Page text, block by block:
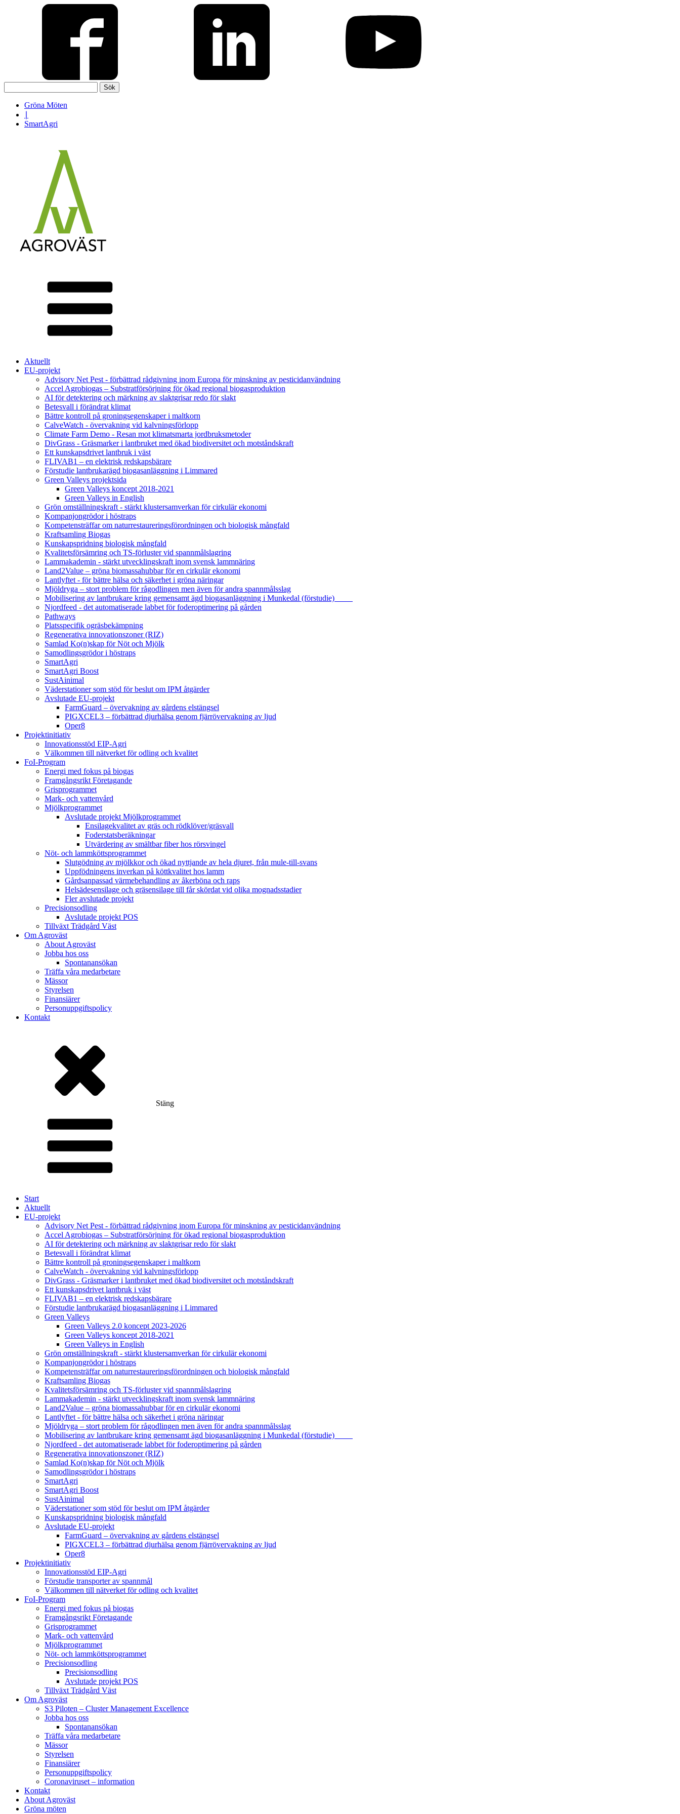
efter:
Gröna Möten
SmartAgri
Aktuellt
EU-projekt
Advisory Net Pest - förbättrad rådgivning inom Europa för minskning av pesticidanvändning
Accel Agrobiogas – Substratförsörjning för ökad regional biogasproduktion
AI för detektering och märkning av slaktgrisar redo för slakt
Betesvall i förändrat klimat
Bättre kontroll på groningsegenskaper i maltkorn
CalveWatch - övervakning vid kalvningsförlopp
Climate Farm Demo - Resan mot klimatsmarta jordbruksmetoder
DivGrass - Gräsmarker i lantbruket med ökad biodiversitet och motståndskraft
Ett kunskapsdrivet lantbruk i väst
FLIVAB1 – en elektrisk redskapsbärare
Förstudie lantbrukarägd biogasanläggning i Limmared
Green Valleys projektsida
Green Valleys koncept 2018-2021
Green Valleys in English
Grön omställningskraft - stärkt klustersamverkan för cirkulär ekonomi
Kompanjongrödor i höstraps
Kompetensträffar om naturrestaureringsförordningen och biologisk mångfald
Kraftsamling Biogas
Kunskapspridning biologisk mångfald
Kvalitetsförsämring och TS-förluster vid spannmålslagring
Lammakademin - stärkt utvecklingskraft inom svensk lammnäring
Land2Value – gröna biomassahubbar för en cirkulär ekonomi
Lantlyftet - för bättre hälsa och säkerhet i gröna näringar
Mjöldryga – stort problem för rågodlingen men även för andra spannmålsslag
Mobilisering av lantbrukare kring gemensamt ägd biogasanläggning i Munkedal (förstudie)
Njordfeed - det automatiserade labbet för foderoptimering på gården
Pathways
Platsspecifik ogräsbekämpning
Regenerativa innovationszoner (RIZ)
Samlad Ko(n)skap för Nöt och Mjölk
Samodlingsgrödor i höstraps
SmartAgri
SmartAgri Boost
SustAinimal
Väderstationer som stöd för beslut om IPM åtgärder
Avslutade EU-projekt
FarmGuard – övervakning av gårdens elstängsel
PIGXCEL3 – förbättrad djurhälsa genom fjärrövervakning av ljud
Oper8
Projektinitiativ
Innovationsstöd EIP-Agri
Välkommen till nätverket för odling och kvalitet
FoI-Program
Energi med fokus på biogas
Framgångsrikt Företagande
Grisprogrammet
Mark- och vattenvård
Mjölkprogrammet
Avslutade projekt Mjölkprogrammet
Ensilagekvalitet av gräs och rödklöver/gräsvall
Foderstatsberäkningar
Utvärdering av smältbar fiber hos rörsvingel
Nöt- och lammköttsprogrammet
Slutgödning av mjölkkor och ökad nyttjande av hela djuret, från mule-till-svans
Uppfödningens inverkan på köttkvalitet hos lamm
Gårdsanpassad värmebehandling av åkerböna och raps
Helsädesensilage och gräsensilage till får skördat vid olika mognadsstadier
Fler avslutade projekt
Precisionsodling
Avslutade projekt POS
Tillväxt Trädgård Väst
Om Agroväst
About Agroväst
Jobba hos oss
Spontanansökan
Träffa våra medarbetare
Mässor
Styrelsen
Finansiärer
Personuppgiftspolicy
Kontakt
Stäng
Start
Aktuellt
EU-projekt
Advisory Net Pest - förbättrad rådgivning inom Europa för minskning av pesticidanvändning
Accel Agrobiogas – Substratförsörjning för ökad regional biogasproduktion
AI för detektering och märkning av slaktgrisar redo för slakt
Betesvall i förändrat klimat
Bättre kontroll på groningsegenskaper i maltkorn
CalveWatch - övervakning vid kalvningsförlopp
DivGrass - Gräsmarker i lantbruket med ökad biodiversitet och motståndskraft
Ett kunskapsdrivet lantbruk i väst
FLIVAB1 – en elektrisk redskapsbärare
Förstudie lantbrukarägd biogasanläggning i Limmared
Green Valleys
Green Valleys 2.0 koncept 2023-2026
Green Valleys koncept 2018-2021
Green Valleys in English
Grön omställningskraft - stärkt klustersamverkan för cirkulär ekonomi
Kompanjongrödor i höstraps
Kompetensträffar om naturrestaureringsförordningen och biologisk mångfald
Kraftsamling Biogas
Kvalitetsförsämring och TS-förluster vid spannmålslagring
Lammakademin - stärkt utvecklingskraft inom svensk lammnäring
Land2Value – gröna biomassahubbar för en cirkulär ekonomi
Lantlyftet - för bättre hälsa och säkerhet i gröna näringar
Mjöldryga – stort problem för rågodlingen men även för andra spannmålsslag
Mobilisering av lantbrukare kring gemensamt ägd biogasanläggning i Munkedal (förstudie)
Njordfeed - det automatiserade labbet för foderoptimering på gården
Regenerativa innovationszoner (RIZ)
Samlad Ko(n)skap för Nöt och Mjölk
Samodlingsgrödor i höstraps
SmartAgri
SmartAgri Boost
SustAinimal
Väderstationer som stöd för beslut om IPM åtgärder
Kunskapspridning biologisk mångfald
Avslutade EU-projekt
FarmGuard – övervakning av gårdens elstängsel
PIGXCEL3 – förbättrad djurhälsa genom fjärrövervakning av ljud
Oper8
Projektinitiativ
Innovationsstöd EIP-Agri
Förstudie transporter av spannmål
Välkommen till nätverket för odling och kvalitet
FoI-Program
Energi med fokus på biogas
Framgångsrikt Företagande
Grisprogrammet
Mark- och vattenvård
Mjölkprogrammet
Nöt- och lammköttsprogrammet
Precisionsodling
Precisionsodling
Avslutade projekt POS
Tillväxt Trädgård Väst
Om Agroväst
S3 Piloten – Cluster Management Excellence
Jobba hos oss
Spontanansökan
Träffa våra medarbetare
Mässor
Styrelsen
Finansiärer
Personuppgiftspolicy
Coronaviruset – information
Kontakt
About Agroväst
Gröna möten